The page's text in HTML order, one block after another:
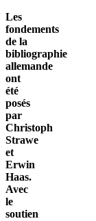
Les
fondements
de la
bibliographie
allemande
ont
été
posés
par
Christoph
Strawe
et
Erwin
Haas.
Avec
le
soutien